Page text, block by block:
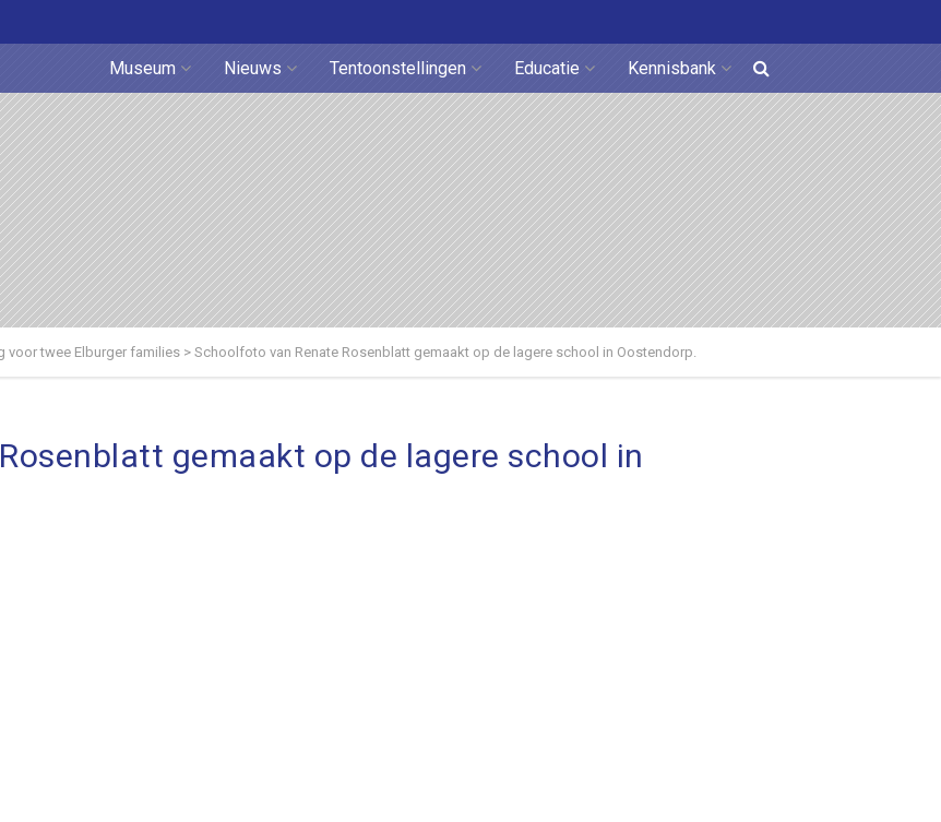
Museum Nieuws Tentoonstellingen Educatie Kennisbank
voor twee Elburger families > Schoolfoto van Renate Rosenblatt gemaakt op de lagere school in Oostendorp.
gemaakt op de lagere school in